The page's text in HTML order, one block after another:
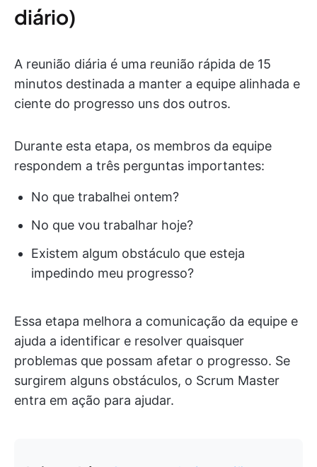
diário)
A reunião diária é uma reunião rápida de 15
minutos destinada a manter a equipe alinhada e
ciente do progresso uns dos outros.
Durante esta etapa, os membros da equipe
respondem a três perguntas importantes:
No que trabalhei ontem?
No que vou trabalhar hoje?
Existem algum obstáculo que esteja
impedindo meu progresso?
Essa etapa melhora a comunicação da equipe e
ajuda a identificar e resolver quaisquer
problemas que possam afetar o progresso. Se
surgirem alguns obstáculos, o Scrum Master
entra em ação para ajudar.